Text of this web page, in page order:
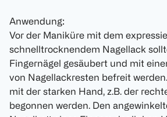
Anwendung:
Vor der Maniküre mit dem
schnelltrocknendem Nagellack
Fingernägel gesäubert und mit
von Nagellackresten befreit
mit der starken Hand, z.B. der
begonnen werden. Den